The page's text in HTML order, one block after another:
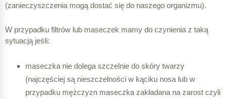
(zanieczyszczenia mogą dostać się do naszego organizmu).
W przypadku filtrów lub maseczek mamy do czynienia z taką
sytuacją jeśli:
maseczka nie dolega szczelnie do skóry twarzy
(najczęściej są nieszczelności w kąciku nosa lub w
przypadku mężczyzn maseczka zakładana na zarost czyli